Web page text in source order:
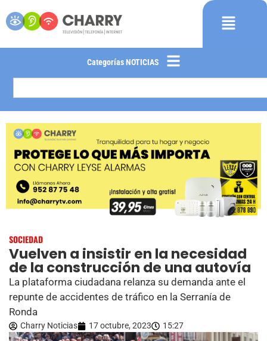
Categorías NOTICIAS
SOCIEDAD
Vuelven a insistir en la necesidad
de la construcción de una autovía
La plataforma ciudadana relanza su demanda ante el
repunte de accidentes de tráfico en la Serranía de
Ronda
Charry Noticias 17 octubre, 2023 15:27